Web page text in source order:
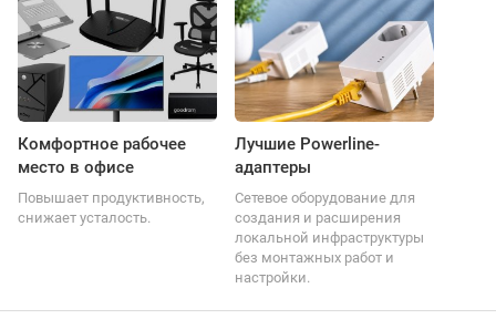
Комфортное рабочее
место в офисе
Повышает продуктивность,
снижает усталость.
Лучшие Powerline-
адаптеры
Сетевое оборудование для
создания и расширения
локальной инфраструктуры
без монтажных работ и
настройки.